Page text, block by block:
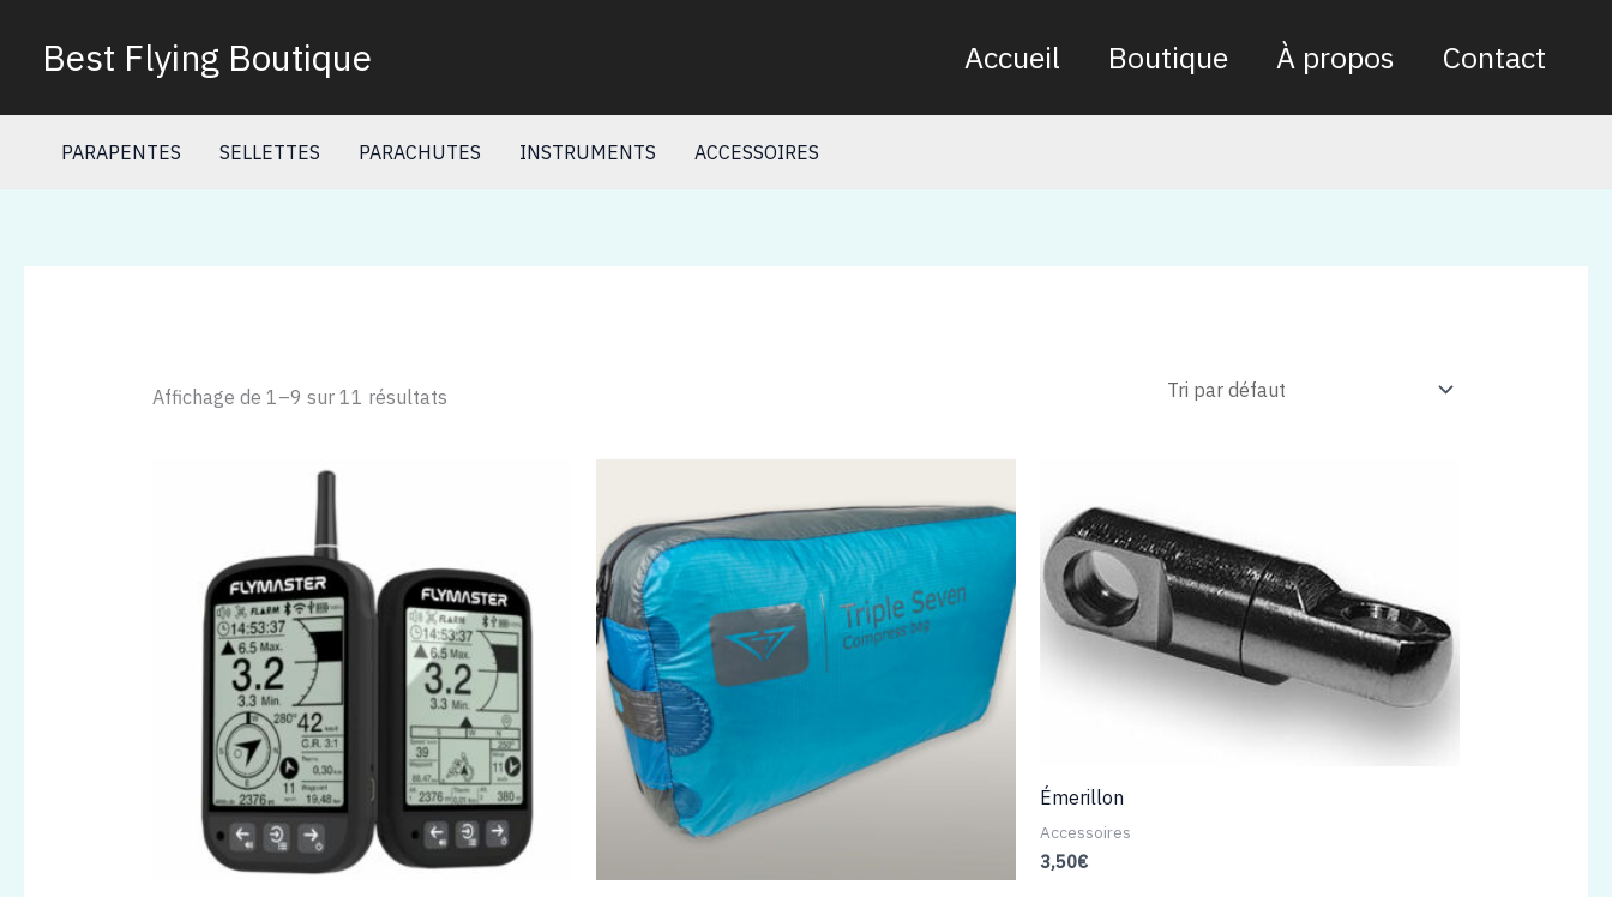
contenuBest Flying Boutique Accueil Boutique À propos Contact
PARAPENTES SELLETTES PARACHUTES INSTRUMENTS ACCESSOIRES
Affichage de 1–9 sur 11 résultats
Émerillon
Accessoires
3,50€